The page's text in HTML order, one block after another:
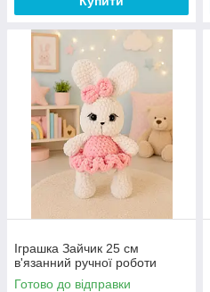
Іграшка Зайчик 25 см
в'язанний ручної роботи
Готово до відправки